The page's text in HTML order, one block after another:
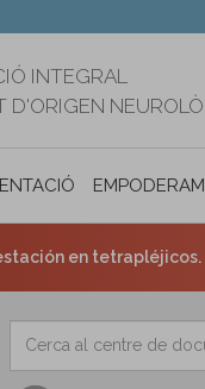
INTEGRAL
D'ORIGEN
en tetrapléjicos.